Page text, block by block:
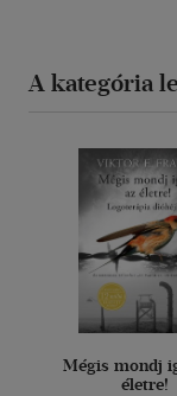
A kategória
Mégis mondj
életre!